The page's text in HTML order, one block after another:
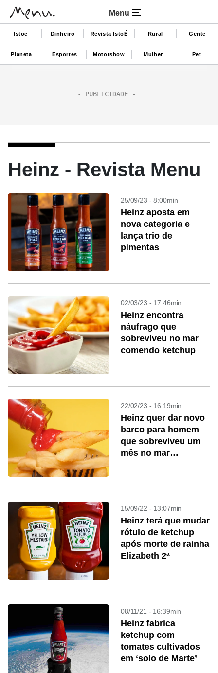
Menu
Istoe Dinheiro Revista IstoÉ Rural Gente
Planeta Esportes Motorshow Mulher Pet
Heinz - Revista Menu
25/09/23 - 8:00min
Heinz aposta em
nova categoria e
lança trio de
pimentas
02/03/23 - 17:46min
Heinz encontra
náufrago que
sobreviveu no mar
comendo ketchup
22/02/23 - 16:19min
Heinz quer dar novo
barco para homem
que sobreviveu um
mês no mar
15/09/22 - 13:07min
Heinz terá que mudar
rótulo de ketchup
após morte de rainha
Elizabeth 2ª
08/11/21 - 16:39min
Heinz fabrica
ketchup com
tomates cultivados
em ‘solo de Marte’